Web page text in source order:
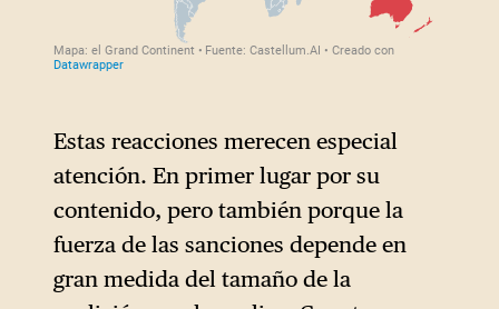
páginas.
sanciones contra Moscú,
China ha podido así sustituir
importaciones procedentes de
Occidente: las exportaciones
a Rusia han aumentado un
46.9% en 2023, hasta
establecerse en 129 mil
Estas reacciones merecen especial
atención. En primer lugar por su
contenido, pero también porque la
fuerza de las sanciones depende en
gran medida del tamaño de la